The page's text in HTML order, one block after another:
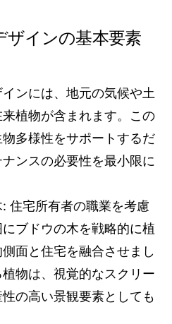
ザインの基本要素
ンには、地元の気候や土
植物が含まれます。この
多様性をサポートするだ
ンスの必要性を最小限に
住宅所有者の職業を考慮
ブドウの木を戦略的に植
面と住宅を融合させまし
物は、視覚的なスクリー
の高い景観要素としても